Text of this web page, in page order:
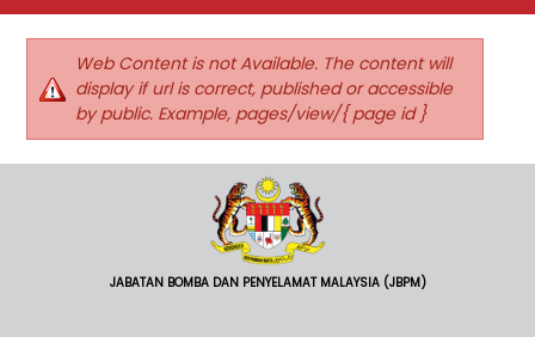
Web Content is not Available. The content will
display if url is correct, published or accessible
by public. Example, pages/view/{ page id }
JABATAN BOMBA DAN PENYELAMAT MALAYSIA (JBPM)